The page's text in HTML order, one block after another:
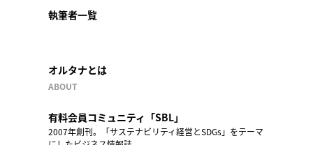
執筆者一覧
オルタナとは
ABOUT
有料会員コミュニティ「SBL」
2007年創刊。「サステナビリティ経営とSDGs」をテーマ